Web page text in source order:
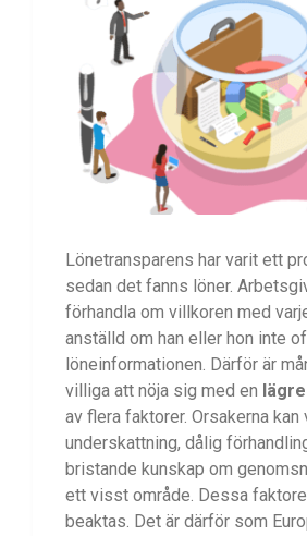
Lönetransparens har varit ett
sedan det fanns löner.
förhandla om villkoren med
anställd om han eller hon inte
löneinformationen. Därför är
villiga att nöja sig med en
av flera faktorer. Orsakerna kan
underskattning, dålig
bristande kunskap om
ett visst område. Dessa
beaktas. Det är därför som